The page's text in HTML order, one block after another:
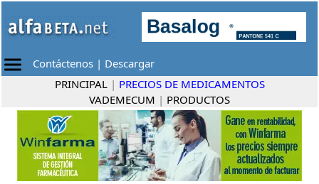
Contáctenos | Descargar
PRINCIPAL | PRECIOS DE MEDICAMENTOS
VADEMECUM | PRODUCTOS